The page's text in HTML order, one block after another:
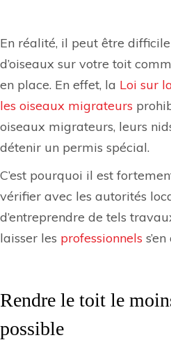
En réalité, il peut être difficile
d’oiseaux sur votre toit
en place. En effet, la Loi sur
les oiseaux migrateurs
oiseaux migrateurs, leurs
détenir un permis spécial.
C’est pourquoi il est
vérifier avec les autorités
d’entreprendre de tels
laisser les professionnels
Rendre le toit le
possible